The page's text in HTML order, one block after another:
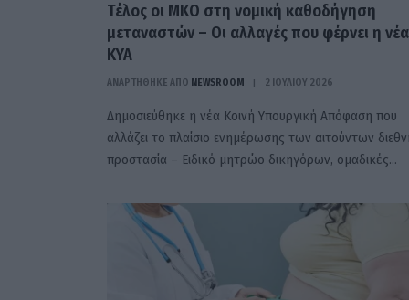
Τέλος οι ΜΚΟ στη νομική καθοδήγηση
μεταναστών – Οι αλλαγές που φέρνει η νέα
ΚΥΑ
ΑΝΑΡΤΗΘΗΚΕ ΑΠΟ NEWSROOM 2 ΙΟΥΛΊΟΥ 2026
Δημοσιεύθηκε η νέα Κοινή Υπουργική Απόφαση που
αλλάζει το πλαίσιο ενημέρωσης των αιτούντων
προστασία – Ειδικό μητρώο δικηγόρων, ομαδικές…